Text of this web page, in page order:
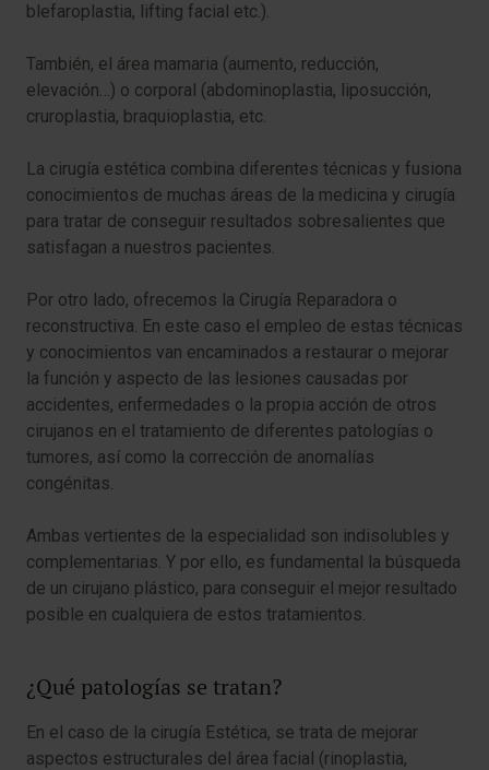
blefaroplastia, lifting facial etc.).
También, el área mamaria (aumento, reducción,
elevación…) o corporal (abdominoplastia, liposucción,
cruroplastia, braquioplastia, etc.
La cirugía estética combina diferentes técnicas y fusiona
conocimientos de muchas áreas de la medicina y cirugía
para tratar de conseguir resultados sobresalientes que
satisfagan a nuestros pacientes.
Por otro lado, ofrecemos la Cirugía Reparadora o
reconstructiva. En este caso el empleo de estas técnicas
y conocimientos van encaminados a restaurar o mejorar
la función y aspecto de las lesiones causadas por
accidentes, enfermedades o la propia acción de otros
cirujanos en el tratamiento de diferentes patologías o
tumores, así como la corrección de anomalías
congénitas.
Ambas vertientes de la especialidad son indisolubles y
complementarias. Y por ello, es fundamental la búsqueda
de un cirujano plástico, para conseguir el mejor resultado
posible en cualquiera de estos tratamientos.
¿Qué patologías se tratan?
En el caso de la cirugía Estética, se trata de mejorar
aspectos estructurales del área facial (rinoplastia,